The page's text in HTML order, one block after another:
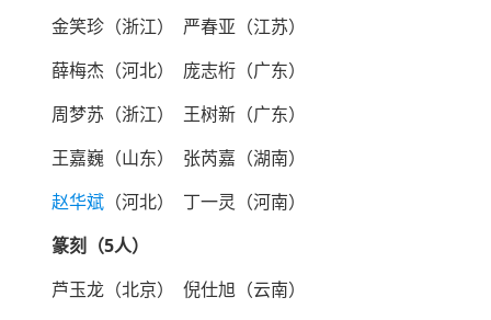
金笑珍（浙江） 严春亚（江苏）
薛梅杰（河北） 庞志桁（广东）
周梦苏（浙江） 王树新（广东）
王嘉巍（山东） 张芮嘉（湖南）
赵华斌 （河北） 丁一灵（河南）
篆刻（5人）
芦玉龙（北京） 倪仕旭（云南）